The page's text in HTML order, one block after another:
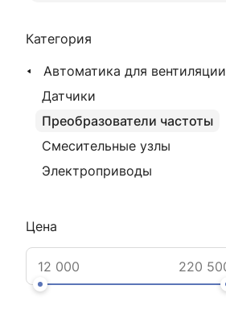
Категория
Автоматика для вентиляции
Датчики
Преобразователи частоты
Смесительные узлы
Электроприводы
Цена